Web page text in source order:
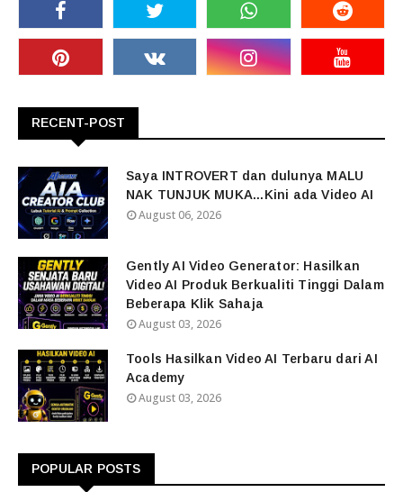
RECENT-POST
Saya INTROVERT dan dulunya MALU
NAK TUNJUK MUKA...Kini ada Video AI
August 06, 2026
Gently AI Video Generator: Hasilkan
Video AI Produk Berkualiti Tinggi Dalam
Beberapa Klik Sahaja
August 03, 2026
Tools Hasilkan Video AI Terbaru dari AI
Academy
August 03, 2026
POPULAR POSTS